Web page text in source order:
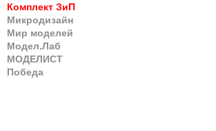
Комплект ЗиП
Микродизайн
Мир моделей
Модел.Лаб
МОДЕЛИСТ
Победа